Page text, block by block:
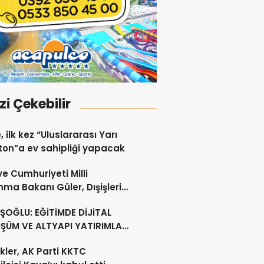
Çekebilir
ilk kez “Uluslararası Yarı
ev sahipliği yapacak
Cumhuriyeti Milli
Bakanı Güler, Dışişleri
EĞİTİMDE DİJİTAL
VE ALTYAPI YATIRIMLARI
AK Parti KKTC